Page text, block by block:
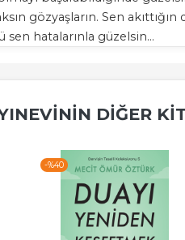
gözyaşların. Sen
hatalarınla güzelsin...
DIĞER
-%40